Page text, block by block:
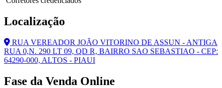
Localização
RUA VEREADOR JOÃO VITORINO DE ASSUN - ANTIGA
RUA 0,N. 290 LT 09, QD R, BAIRRO SAO SEBASTIAO - CEP:
64290-000, ALTOS - PIAUI
Fase da Venda Online